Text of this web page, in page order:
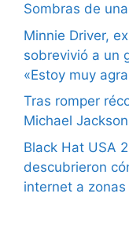
Sombras de
Minnie Driver,
sobrevivió a un
«Estoy muy
Tras romper
Michael
Black Hat USA
descubrieron
internet a